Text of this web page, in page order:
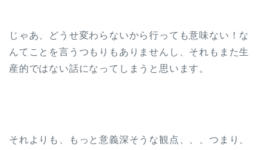
じゃあ、どうせ変わらないから行っても意味ない！な
んてことを言うつもりもありませんし、それもまた生
産的ではない話になってしまうと思います。
それよりも、もっと意義深そうな観点、、、つまり、